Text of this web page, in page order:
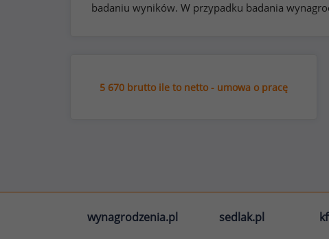
badaniu wyników. W przypadku badania
5 670 brutto ile to netto - umowa o pracę
wynagrodzenia.pl sedlak.pl